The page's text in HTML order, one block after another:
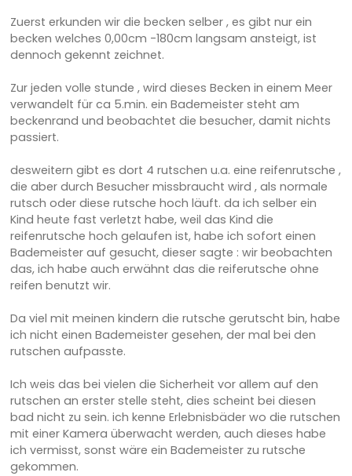
Zuerst erkunden wir die becken selber , es gibt nur ein
becken welches 0,00cm -180cm langsam ansteigt, ist
dennoch gekennt zeichnet.
Zur jeden volle stunde , wird dieses Becken in einem Meer
verwandelt für ca 5.min. ein Bademeister steht am
beckenrand und beobachtet die besucher, damit nichts
passiert.
desweitern gibt es dort 4 rutschen u.a. eine reifenrutsche ,
die aber durch Besucher missbraucht wird , als normale
rutsch oder diese rutsche hoch läuft. da ich selber ein
Kind heute fast verletzt habe, weil das Kind die
reifenrutsche hoch gelaufen ist, habe ich sofort einen
Bademeister auf gesucht, dieser sagte : wir beobachten
das, ich habe auch erwähnt das die reiferutsche ohne
reifen benutzt wir.
Da viel mit meinen kindern die rutsche gerutscht bin, habe
ich nicht einen Bademeister gesehen, der mal bei den
rutschen aufpasste.
Ich weis das bei vielen die Sicherheit vor allem auf den
rutschen an erster stelle steht, dies scheint bei diesen
bad nicht zu sein. ich kenne Erlebnisbäder wo die rutschen
mit einer Kamera überwacht werden, auch dieses habe
ich vermisst, sonst wäre ein Bademeister zu rutsche
gekommen.